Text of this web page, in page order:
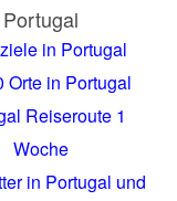
Portugal
in Portugal
Orte in Portugal
Reiseroute 1
Woche
in Portugal und